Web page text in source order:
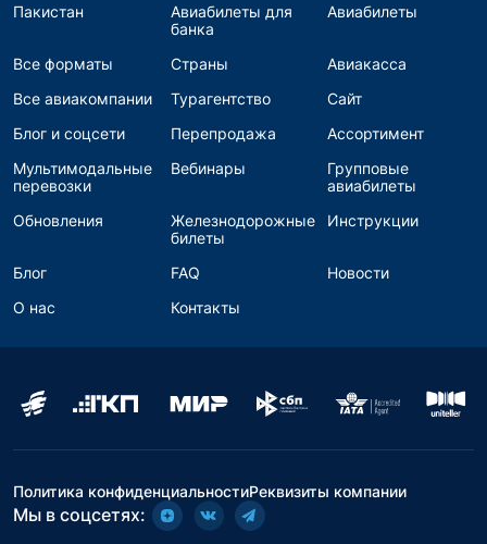
Пакистан
Авиабилеты для
банка
Авиабилеты
Все форматы Страны
Авиакасса
Все авиакомпании
Турагентство
Сайт
Блог и соцсети
Перепродажа
Ассортимент
Мультимодальные
перевозки
Вебинары
Групповые
авиабилеты
Обновления
Железнодорожные
билеты
Инструкции
Блог FAQ
Новости
О нас
Контакты
Политика конфиденциальностиРеквизиты компании
Мы в соцсетях: